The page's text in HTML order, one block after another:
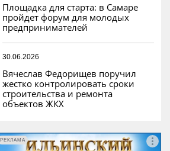
Площадка для старта: в Самаре
пройдет форум для молодых
предпринимателей
30.06.2026
Вячеслав Федорищев поручил
жестко контролировать сроки
строительства и ремонта
объектов ЖКХ
РЕКЛАМА